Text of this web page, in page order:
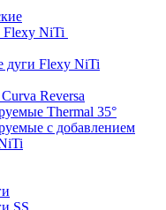
NiTi
дуги Flexy NiTi
Reversa
Thermal 35°
с добавлением
SS